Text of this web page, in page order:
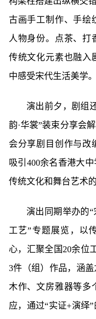
古画手工制作、手绘
人物身份。点茶、打
传统文化元素也融入
中感受宋代生活美学。
演出前夕，剧组
韵·华裳”装束分享会
会分享剧目创作与改
吸引400余名香港大
传统文化和舞台艺术的
演出同期举办的
工艺”专题展览，以
心，汇聚全国20余位
3件（组）作品，涵盖
木作、文房雅器等多
应，通过“实证+演绎